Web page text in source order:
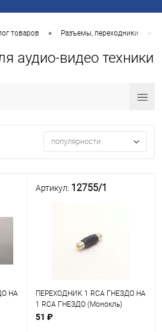
товаров • Разъемы, переходники •
аудио-видео техники
популярности
НА
Артикул: 12755/1
ПЕРЕХОДНИК 1 RCA ГНЕЗДО НА
1 RCA ГНЕЗДО (Монокль)
(12755/1) Корпус: пластик;
51 ₽